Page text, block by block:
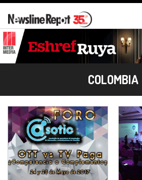
COLOMBIA